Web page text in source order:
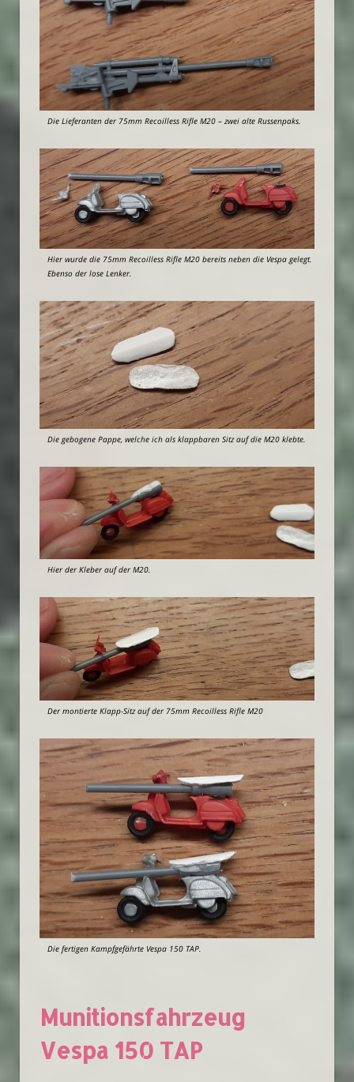
Die Lieferanten der 75mm Recoilless Rifle M20 – zwei alte Russenpaks.
Hier wurde die 75mm Recoilless Rifle M20 bereits neben die Vespa gelegt.
Ebenso der lose Lenker.
Die gebogene Pappe, welche ich als klappbaren Sitz auf die M20 klebte.
Hier der Kleber auf der M20.
Der montierte Klapp-Sitz auf der 75mm Recoilless Rifle M20
Die fertigen Kampfgefährte Vespa 150 TAP.
Munitionsfahrzeug
Vespa 150 TAP